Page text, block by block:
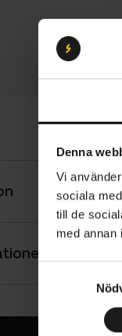
Denna
Vi
sociala
till de
med annan